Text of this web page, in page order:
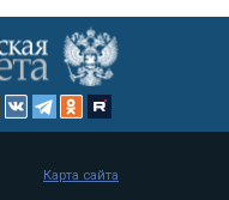
Карта сайта